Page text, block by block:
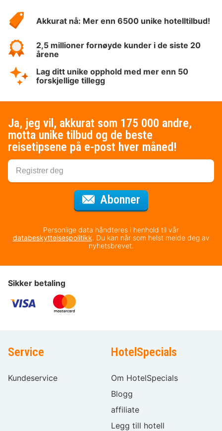
Hotelspecials
Akkurat nå: Mer enn 6500 unike hotelltilbud!
2,5 millioner fornøyde kunder i de siste 20
årene
Lag ditt unike opphold med mer enn 50
forskjellige tillegg
Ja, jeg vil, akkurat som 175 000 andre,
motta unike tilbud og de beste
reisetipsene på e-post hver måned!
Abonner
Personlige data håndteres i henhold til vår
databeskyttelsespolitikk. Du kan når som helst melde deg av
nyhetsbrevet.
Sikker betaling
Service
Kundeservice
HotelSpecials
Om HotelSpecials
Blogg
affiliate
Legg till hotell